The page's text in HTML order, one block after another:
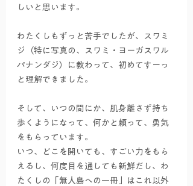
しいと思います。
わたくしもずっと苦手でしたが、スワミ
ジ（特に写真の、スワミ・ヨーガスワル
パナンダジ）に教わって、初めてすーっ
と理解できました。
そして、いつの間にか、肌身離さず持ち
歩くようになって、何かと頼って、勇気
をもらっています。
いつ、どこを開いても、すごい力をもら
えるし、何度目を通しても新鮮だし、わ
たくしの「無人島への一冊」はこれ以外